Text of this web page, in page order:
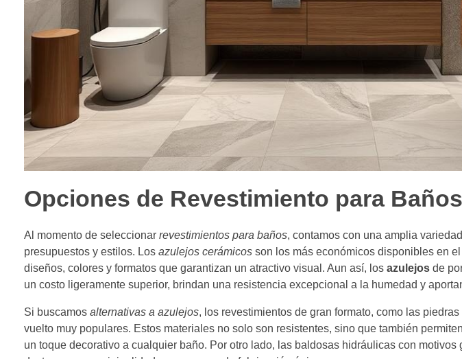
Opciones de Revestimiento para Baños
Al momento de seleccionar revestimientos para baños, contamos con una amplia
presupuestos y estilos. Los azulejos cerámicos son los más económicos disponibles en
diseños, colores y formatos que garantizan un atractivo visual. Aun así, los azulejos de
un costo ligeramente superior, brindan una resistencia excepcional a la humedad y
Si buscamos alternativas a azulejos, los revestimientos de gran formato, como las
vuelto muy populares. Estos materiales no solo son resistentes, sino que también
un toque decorativo a cualquier baño. Por otro lado, las baldosas hidráulicas con